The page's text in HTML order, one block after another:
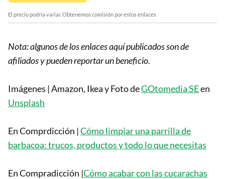
El precio podría variar. Obtenemos comisión por estos enlaces
Nota: algunos de los enlaces aquí publicados son de
afiliados y pueden reportar un beneficio.
Imágenes | Amazon, Ikea y Foto deGOtomedia SEen
Unsplash
En Comprdicción |Cómo limpiar una parrilla de
barbacoa: trucos, productos y todo lo que necesitas
En Compradicción |Cómo acabar con las cucarachas